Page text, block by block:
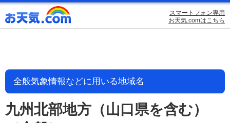
スマートフォン専用
お天気.comはこちら
全般気象情報などに用いる地域名
九州北部地方（山口県を含む）